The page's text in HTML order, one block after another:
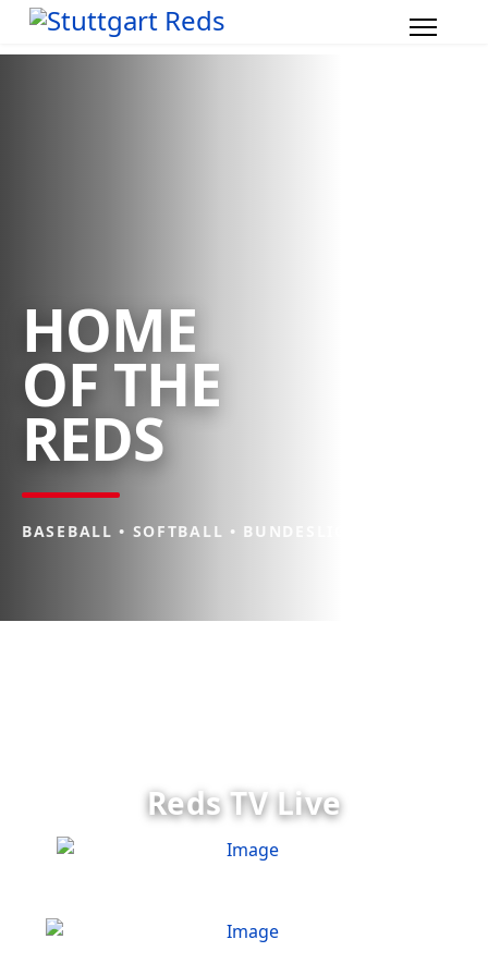
HOME
OF THE
REDS
BASEBALL • SOFTBALL • BUNDESLIGA
Reds TV Live